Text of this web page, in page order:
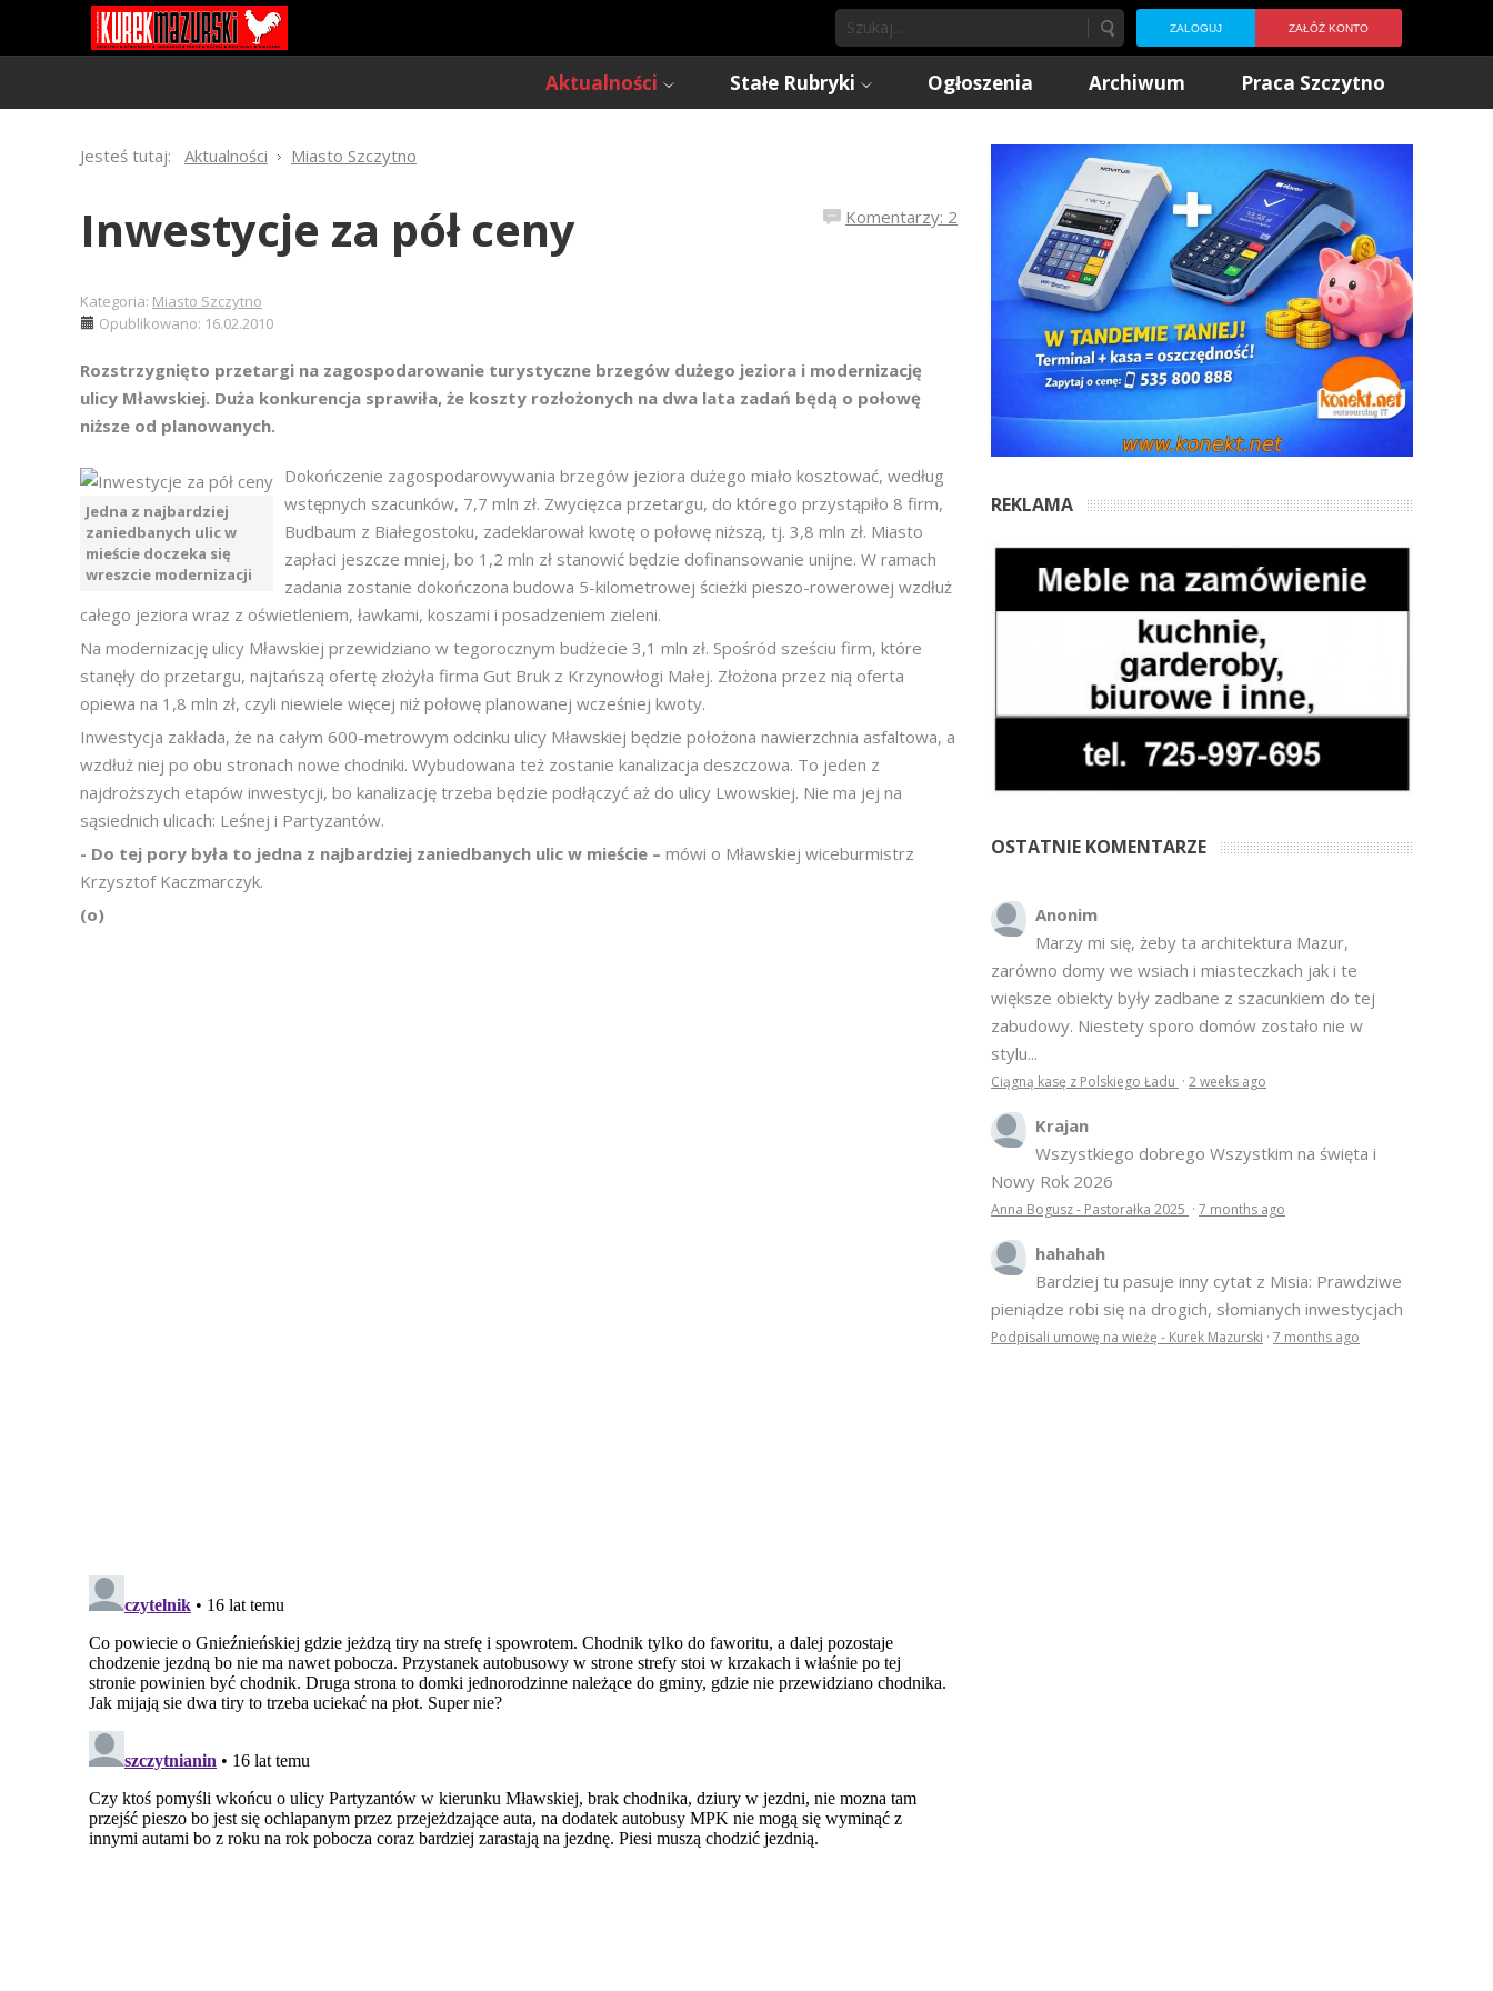
ZALOGUJ ZAŁÓŻ KONTO
Aktualności Stałe Rubryki Ogłoszenia Archiwum Praca Szczytno
Jesteś tutaj: Aktualności Miasto Szczytno
Komentarzy: 2
Inwestycje za pół ceny
Kategoria: Miasto Szczytno
Opublikowano: 16.02.2010
Rozstrzygnięto przetargi na zagospodarowanie turystyczne brzegów dużego jeziora i modernizację
ulicy Mławskiej. Duża konkurencja sprawiła, że koszty rozłożonych na dwa lata zadań będą o połowę
niższe od planowanych.
Jedna z najbardziej
zaniedbanych ulic w
mieście doczeka się
wreszcie modernizacji
Dokończenie zagospodarowywania brzegów jeziora dużego miało kosztować, według
wstępnych szacunków, 7,7 mln zł. Zwycięzca przetargu, do którego przystąpiło 8 firm,
Budbaum z Białegostoku, zadeklarował kwotę o połowę niższą, tj. 3,8 mln zł. Miasto
zapłaci jeszcze mniej, bo 1,2 mln zł stanowić będzie dofinansowanie unijne. W ramach
zadania zostanie dokończona budowa 5-kilometrowej ścieżki pieszo-rowerowej wzdłuż
całego jeziora wraz z oświetleniem, ławkami, koszami i posadzeniem zieleni.
Na modernizację ulicy Mławskiej przewidziano w tegorocznym budżecie 3,1 mln zł. Spośród sześciu firm, które
stanęły do przetargu, najtańszą ofertę złożyła firma Gut Bruk z Krzynowłogi Małej. Złożona przez nią oferta
opiewa na 1,8 mln zł, czyli niewiele więcej niż połowę planowanej wcześniej kwoty.
Inwestycja zakłada, że na całym 600-metrowym odcinku ulicy Mławskiej będzie położona nawierzchnia asfaltowa, a
wzdłuż niej po obu stronach nowe chodniki. Wybudowana też zostanie kanalizacja deszczowa. To jeden z
najdroższych etapów inwestycji, bo kanalizację trzeba będzie podłączyć aż do ulicy Lwowskiej. Nie ma jej na
sąsiednich ulicach: Leśnej i Partyzantów.
- Do tej pory była to jedna z najbardziej zaniedbanych ulic w mieście – mówi o Mławskiej wiceburmistrz
Krzysztof Kaczmarczyk.
(o)
REKLAMA
OSTATNIE KOMENTARZE
Anonim
Marzy mi się, żeby ta architektura Mazur,
zarówno domy we wsiach i miasteczkach jak i te
większe obiekty były zadbane z szacunkiem do tej
zabudowy. Niestety sporo domów zostało nie w
stylu...
Ciągną kasę z Polskiego Ładu · 2 weeks ago
Krajan
Wszystkiego dobrego Wszystkim na święta i
Nowy Rok 2026
Anna Bogusz - Pastorałka 2025 · 7 months ago
hahahah
Bardziej tu pasuje inny cytat z Misia: Prawdziwe
pieniądze robi się na drogich, słomianych inwestycjach
Podpisali umowę na wieżę - Kurek Mazurski · 7 months ago